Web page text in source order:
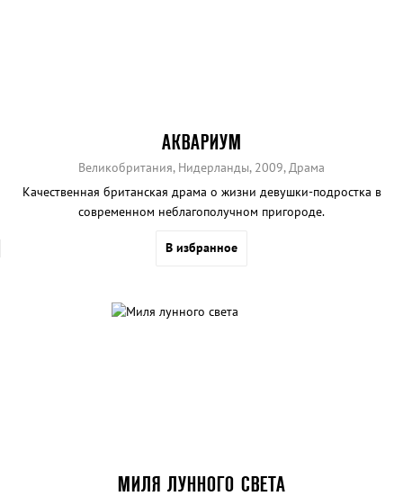
АКВАРИУМ
Великобритания, Нидерланды, 2009, Драма
Качественная британская драма о жизни девушки-подростка в
современном неблагополучном пригороде.
В избранное
МИЛЯ ЛУННОГО СВЕТА